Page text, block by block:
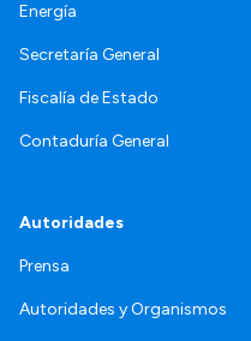
Energía
Secretaría General
Fiscalía de Estado
Contaduría General
Autoridades
Prensa
Autoridades y Organismos